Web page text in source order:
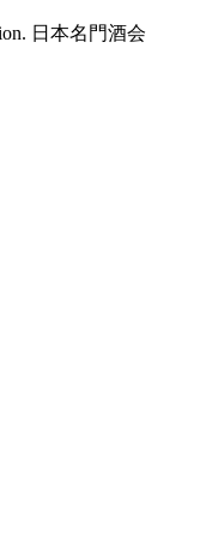
日本名門酒会